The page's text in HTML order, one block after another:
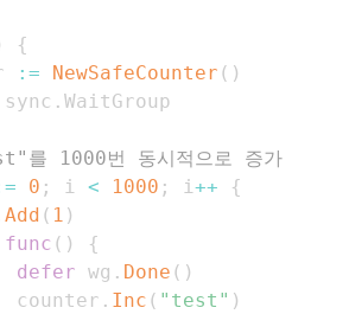
{
:= NewSafeCounter ( )
.
1000번 동시적으로 증가
0 ; i < 1000 ; i ++
{
Add ( 1 )
func ( )
{
defer wg . Done ( )
counter
. Inc ( "test" )